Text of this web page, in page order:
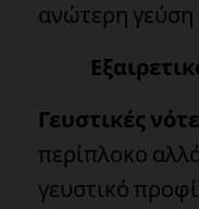
ανώτερη γεύση
Γευστικές
περίπλοκο
γευστικό